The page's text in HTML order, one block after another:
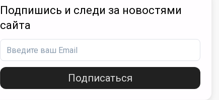
Подпишись и следи за новостями
сайта
Подписаться